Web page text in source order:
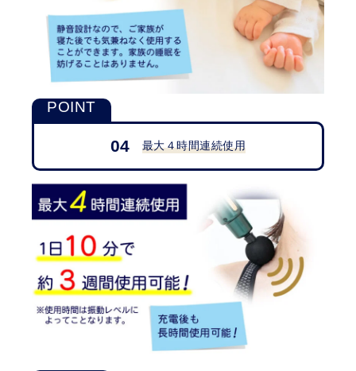
04 最大４時間連続使用